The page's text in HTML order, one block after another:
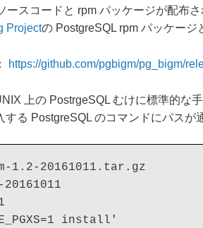
ースコードと rpm パッケージが配布
Projectの PostgreSQL rpm パッケージ
https://github.com/pgbigm/pg_bigm/
上の PostrgeSQL むけに標準的な
る PostgreSQL のコマンドにパスが
1.2-20161011.tar.gz